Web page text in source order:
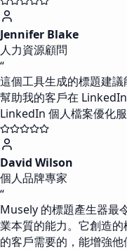
Jennifer Blake
人力資源顧問
“
這個工具生成的標題建
幫助我的客戶在
LinkedIn 個人檔案優化服
David Wilson
個人品牌專家
“
Musely 的標題產生器最
業本質的能力。它創造
的客戶需要的，能增強他